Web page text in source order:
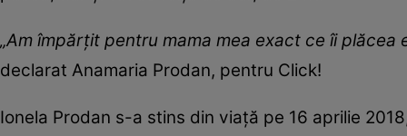
„Am împărțit pentru mama mea exact ce îi
declarat Anamaria Prodan, pentru Click!
Ionela Prodan s-a stins din viață pe 16 aprilie